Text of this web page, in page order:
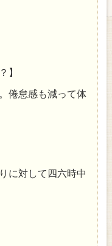
】
倦怠感も減って体
に対して四六時中